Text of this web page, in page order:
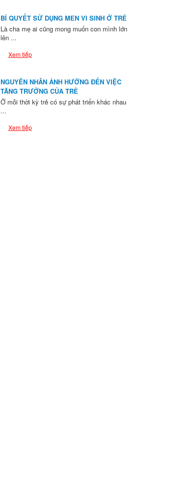
BÍ QUYẾT SỬ DỤNG MEN VI SINH Ở TRẺ
Là cha mẹ ai cũng mong muốn con mình lớn
lên ...
Xem tiếp
NGUYÊN NHÂN ẢNH HƯỞNG ĐẾN VIỆC
TĂNG TRƯỞNG CỦA TRẺ
Ở mỗi thời kỳ trẻ có sự phát triển khác nhau
...
Xem tiếp